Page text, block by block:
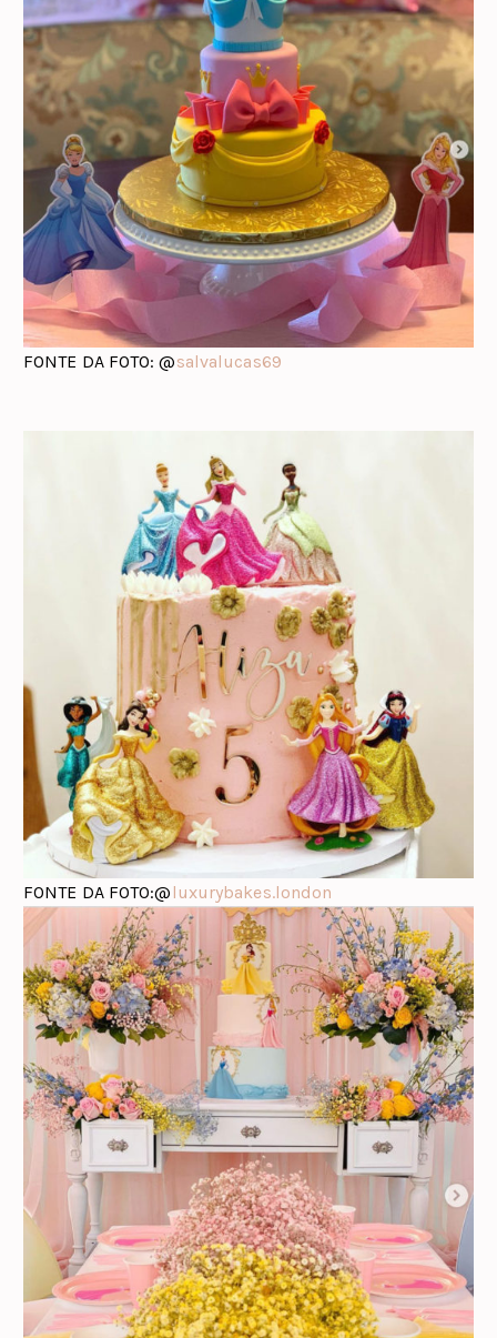
FONTE DA FOTO: @salvalucas69
FONTE DA FOTO:@ luxurybakes.london